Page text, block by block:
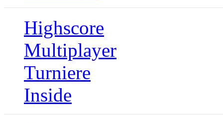
Highscore
Multiplayer
Turniere
Inside